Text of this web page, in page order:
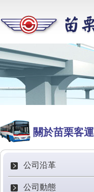
關於苗栗客運
公司沿革
公司動態